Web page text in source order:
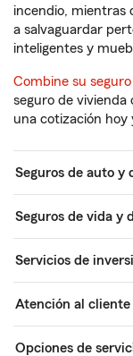
incendio, mientras
a salvaguardar
inteligentes y
Combine su
seguro de vivienda
una cotización hoy
Seguros de auto y
Seguros de vida y
Servicios de
Atención al cliente
Opciones de